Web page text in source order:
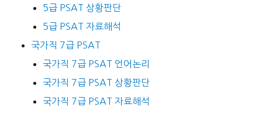
5급 PSAT 상황판단
5급 PSAT 자료해석
국가직 7급 PSAT
국가직 7급 PSAT 언어논리
국가직 7급 PSAT 상황판단
국가직 7급 PSAT 자료해석